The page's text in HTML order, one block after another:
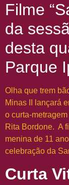
Filme
da
desta
Parque
Olha que trem
Minas II lançará
o curta-
Rita Bordone. A
menina de 11
celebração da
Curta